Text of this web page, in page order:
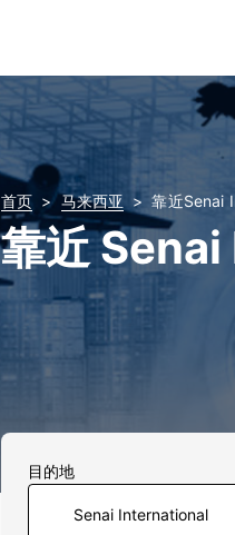
首页 马来西亚 靠近Senai
靠近
目的地